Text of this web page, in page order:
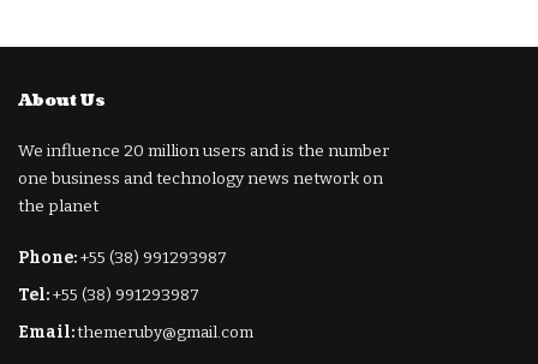
About Us
We influence 20 million users and is the number
one business and technology news network on
the planet
Phone:+55 (38) 991293987
Tel:+55 (38) 991293987
Email:themeruby@gmail.com